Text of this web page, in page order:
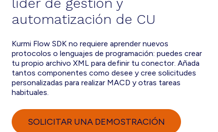
automatización de CU
Kurmi Flow SDK no requiere aprender nuevos
protocolos o lenguajes de programación: puedes crear
tu propio archivo XML para definir tu conector. Añada
tantos componentes como desee y cree solicitudes
personalizadas para realizar MACD y otras tareas
habituales.
SOLICITAR UNA DEMOSTRACIÓN